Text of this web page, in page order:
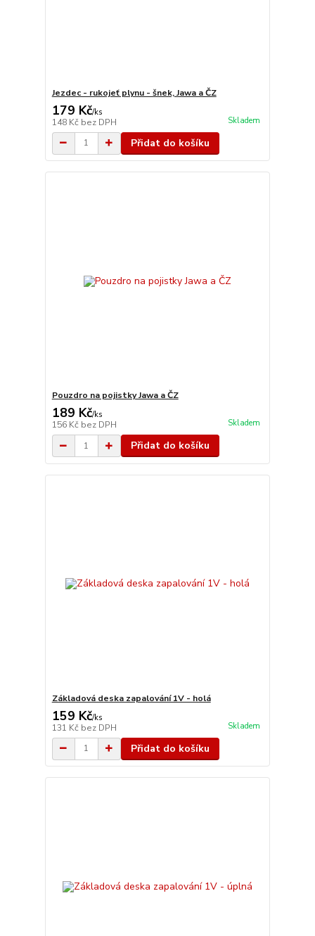
Jezdec - rukojeť plynu - šnek, Jawa a ČZ
179 Kč/ks
148 Kč bez DPH Skladem
Přidat do košíku
Pouzdro na pojistky Jawa a ČZ
189 Kč/ks
156 Kč bez DPH Skladem
Přidat do košíku
Základová deska zapalování 1V - holá
159 Kč/ks
131 Kč bez DPH Skladem
Přidat do košíku